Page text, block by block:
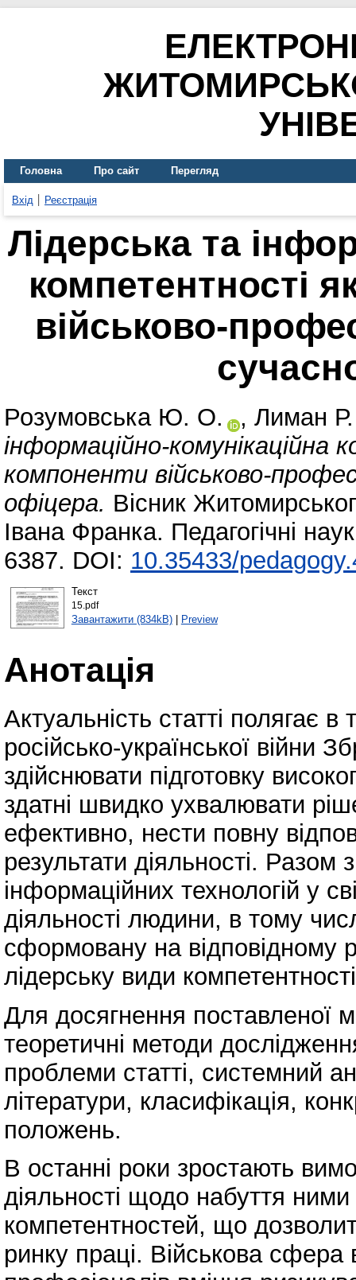
Головна Про сайт Перегляд
Вхід Реєстрація
Лідерська та
компетентності
військово-
Розумовська Ю. О. , Лиман
інформаційно-комунікаційна
компоненти військово-
офіцера. Вісник
Івана Франка. Педагогічні
6387. DOI: 10.35433/
Текст
15.pdf
Завантажити (834kB)| Preview
Анотація
Актуальність статті полягає
російсько-української війни
здійснювати підготовку
здатні швидко ухвалювати
ефективно, нести повну
результати діяльності. Разом
інформаційних технологій у
діяльності людини, в тому
сформовану на відповідному
лідерську види
Для досягнення поставленої
теоретичні методи
проблеми статті, системний
літератури, класифікація,
положень.
В останні роки зростають
діяльності щодо набуття
компетентностей, що
ринку праці. Військова сфера